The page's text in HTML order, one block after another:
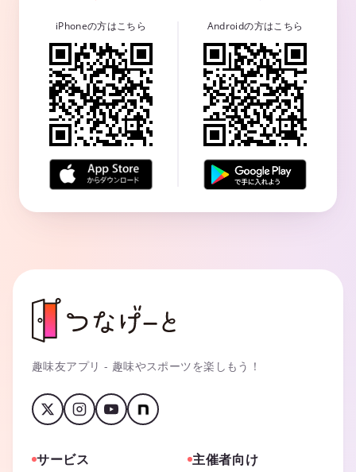
iPhoneの方はこちら Androidの方はこちら
趣味友アプリ - 趣味やスポーツを楽しもう！
サービス 主催者向け